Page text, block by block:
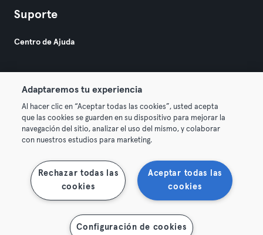
Suporte
Centro de Ajuda
© 2026 Urban Sports Group GmbH. All rights reserved.
Termos & Condições Privacidade
Rescindir contratos aqui Cancelar contratos aqui
Adaptaremos tu experiencia
Al hacer clic en “Aceptar todas las cookies”, usted acepta
que las cookies se guarden en su dispositivo para mejorar la
navegación del sitio, analizar el uso del mismo, y colaborar
con nuestros estudios para marketing.
Aceptar todas las
cookies
Rechazar todas las
cookies
Configuración de cookies